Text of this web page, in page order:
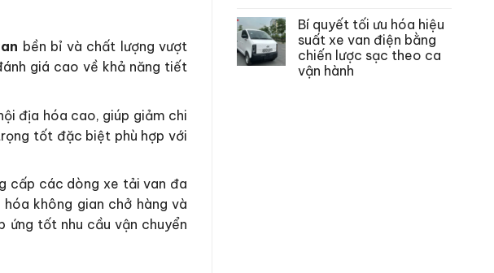
bền bỉ và chất lượng vượt
giá cao về khả năng tiết
địa hóa cao, giúp giảm chi
tốt đặc biệt phù hợp với
cấp các dòng xe tải van đa
không gian chở hàng và
ứng tốt nhu cầu vận chuyển
Bí quyết tối ưu hóa hiệu
suất xe van điện bằng
chiến lược sạc theo ca
vận hành